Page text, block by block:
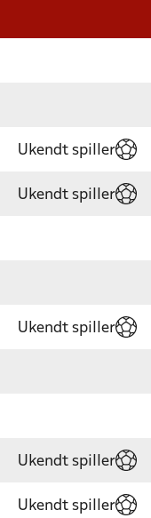
Ukendt spiller
Ukendt spiller
Ukendt spiller
Ukendt spiller
Ukendt spiller